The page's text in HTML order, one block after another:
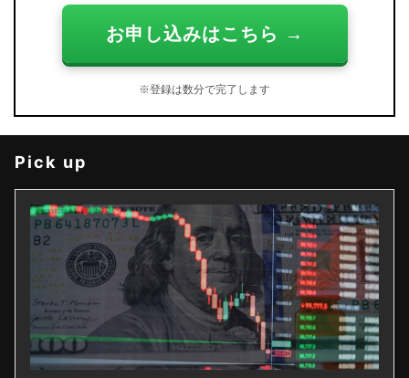
お申し込みはこちら →
※登録は数分で完了します
Pick up